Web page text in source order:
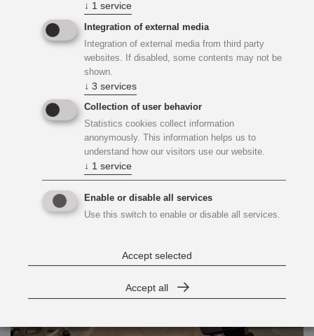
Dienstwohnungen und 5 Schlafstellen für das Personal in
den Wohngeschoßen 2. OG - 5. OG. Im Erdgeschoß ﬁnden
sich die Eingangshalle mit Rezeption, Direktionsbereich
(Haus.Büro), ein großer Speise- und Veranstaltungssaal
(Gast.Haus), der Markt.Platz (Café) und weitere
Gemeinschaftsräume. In den Kellergeschossen beﬁnden
sich unter anderem die Küche, die Heizzentrale
(Fernwärme & Öl), Waschküche, ein Sauna- und
Freizeitbereich, Werkstätte, sowie Garderoben und die
Verlassenschaftslager. Im Mitteltrakt des 1.
Niederspannungsraum.
↓ 1 service
Integration of external media
Integration of external media from third party
websites. If disabled, some contents may not be
shown.
↓ 3 services
Collection of user behavior
Statistics cookies collect information
anonymously. This information helps us to
understand how our visitors use our website.
↓ 1 service
Enable or disable all services
Use this switch to enable or disable all services.
Accept selected
Accept all